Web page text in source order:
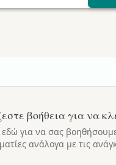
βοήθεια για να
εδώ για να σας
ανάλογα με τις